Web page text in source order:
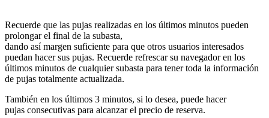
Recuerde que las pujas realizadas en los últimos minutos pueden
prolongar el final de la subasta,
dando así margen suficiente para que otros usuarios interesados
puedan hacer sus pujas. Recuerde refrescar su navegador en los
últimos minutos de cualquier subasta para tener toda la información
de pujas totalmente actualizada.
También en los últimos 3 minutos, si lo desea, puede hacer
pujas consecutivas para alcanzar el precio de reserva.